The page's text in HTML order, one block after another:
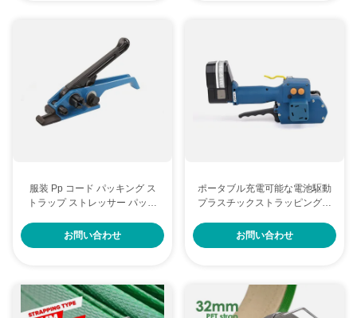
服装 Pp コード パッキング ス
トラップ ストレッサー パット
お問い合わせ
ポータブル充電可能な電池駆動
プラスチックストラッピングツ
ングマシン
お問い合わせ